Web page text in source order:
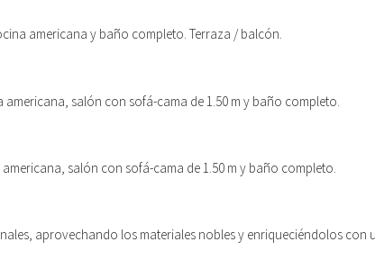
americana y baño completo. Terraza / balcón.
salón con sofá-cama de 1.50 m y baño completo.
salón con sofá-cama de 1.50 m y baño completo.
aprovechando los materiales nobles y enriqueciéndolos